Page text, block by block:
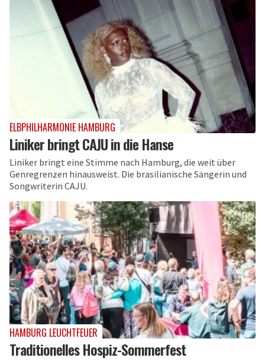
ELBPHILHARMONIE HAMBURG
Liniker bringt CAJU in die Hanse
Liniker bringt eine Stimme nach Hamburg, die weit über
Genregrenzen hinausweist. Die brasilianische Sängerin und
Songwriterin CAJU.
HAMBURG LEUCHTFEUER
Traditionelles Hospiz-Sommerfest